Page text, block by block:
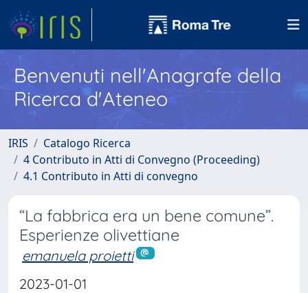
Benvenuti nell'Anagrafe della
Ricerca d'Ateneo
IRIS
Catalogo Ricerca
4 Contributo in Atti di Convegno (Proceeding)
4.1 Contributo in Atti di convegno
“La fabbrica era un bene comune”.
Esperienze olivettiane
emanuela proietti
2023-01-01